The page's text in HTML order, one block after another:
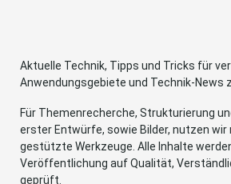
Aktuelle Technik, Tipps und Tricks für
Anwendungsgebiete und Technik-News
Für Themenrecherche, Strukturierung
erster Entwürfe, sowie Bilder, nutzen wir
gestützte Werkzeuge. Alle Inhalte
Veröffentlichung auf Qualität,
geprüft.